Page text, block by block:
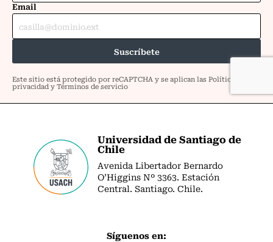
Universidad de Santiago de
Chile
Avenida Libertador Bernardo
O’Higgins Nº 3363. Estación
Central. Santiago. Chile.
Síguenos en: